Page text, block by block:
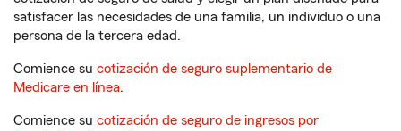
satisfacer las necesidades de una familia, un individuo o una
persona de la tercera edad.
Comience su cotización de seguro suplementario de
Medicare en línea.
Comience su cotización de seguro de ingresos por